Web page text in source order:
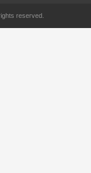
reserved.